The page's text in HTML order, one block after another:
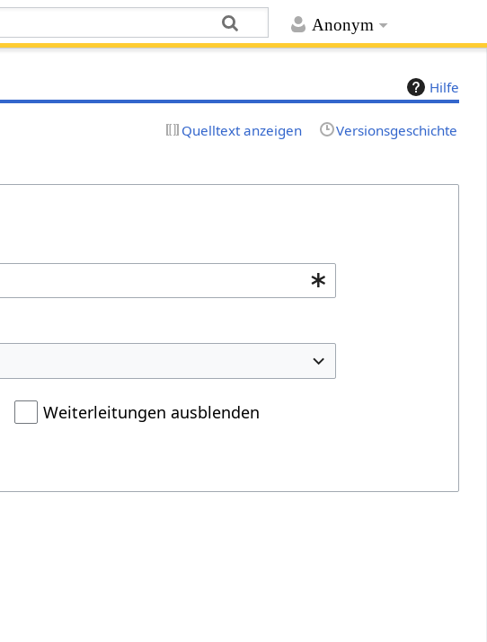
Anonym
Hilfe
Quelltext anzeigen Versionsgeschichte
Weiterleitungen ausblenden